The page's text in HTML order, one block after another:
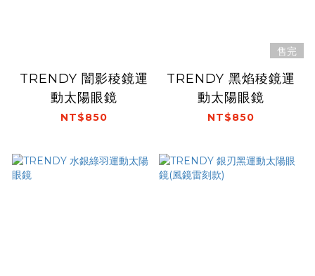
TRENDY 闇影稜鏡運
動太陽眼鏡
NT$850
售完
TRENDY 黑焰稜鏡運
動太陽眼鏡
NT$850